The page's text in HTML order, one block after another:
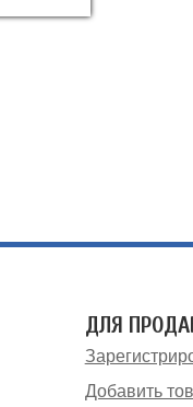
ДЛЯ
Добавить